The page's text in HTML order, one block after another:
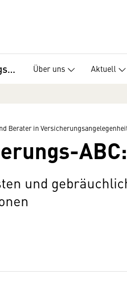
Versicherungsmakler und Berater in Versicherungsangelegenheiten, Fachverband Über uns Aktuell
Berater in
und